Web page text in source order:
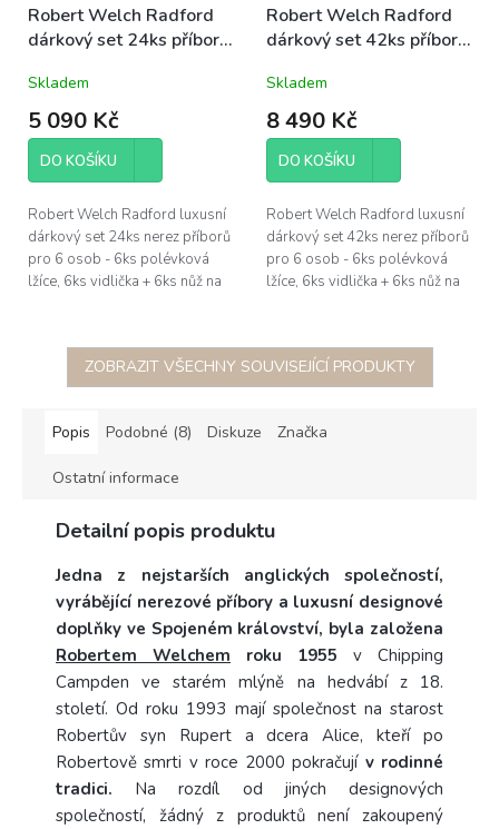
Robert Welch Radford
dárkový set 24ks příborů
designových
Skladem
5 090 Kč
DO KOŠÍKU
Robert Welch Radford luxusní
dárkový set 24ks nerez příborů
pro 6 osob - 6ks polévková
lžíce, 6ks vidlička + 6ks nůž na
Robert Welch Radford
dárkový set 42ks příborů
designových
Skladem
8 490 Kč
DO KOŠÍKU
Robert Welch Radford luxusní
dárkový set 42ks nerez příborů
pro 6 osob - 6ks polévková
lžíce, 6ks vidlička + 6ks nůž na
ZOBRAZIT VŠECHNY SOUVISEJÍCÍ PRODUKTY
Popis Podobné (8) Diskuze Značka
Ostatní informace
Detailní popis produktu
Jedna z nejstarších anglických společností,
vyrábějící nerezové příbory a luxusní designové
doplňky ve Spojeném království, byla založena
Robertem Welchem roku 1955 v Chipping
Campden ve starém mlýně na hedvábí z 18.
století. Od roku 1993 mají společnost na starost
Robertův syn Rupert a dcera Alice, kteří po
Robertově smrti v roce 2000 pokračují v rodinné
tradici. Na rozdíl od jiných designových
společností, žádný z produktů není zakoupený